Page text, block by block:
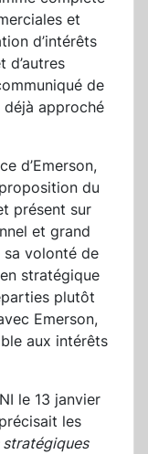
et
d’intérêts
d’autres
de
approché
d’Emerson,
du
présent sur
et grand
sa volonté de
stratégique
plutôt
Emerson,
aux intérêts
le 13 janvier
les